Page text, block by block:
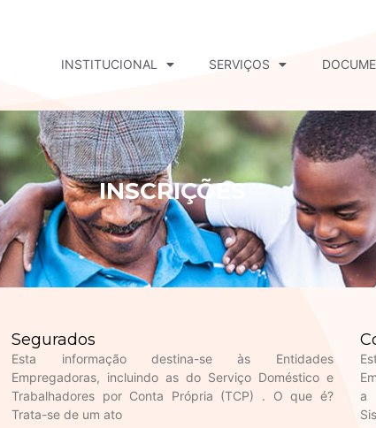
INSTITUCIONAL SERVIÇOS
INSCRIÇÕES
Segurados
Esta informação destina-se às Entidades
Empregadoras, incluindo as do Serviço Doméstico e
Trabalhadores por Conta Própria (TCP) . O que é?
Trata-se de um ato
a